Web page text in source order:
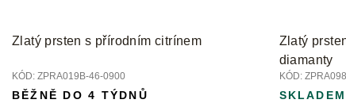
Zlatý prsten s přírodním citrínem
KÓD: ZPRA019B-46-0900
BĚŽNĚ DO 4 TÝDNŮ
Zlatý
diamanty
KÓD: